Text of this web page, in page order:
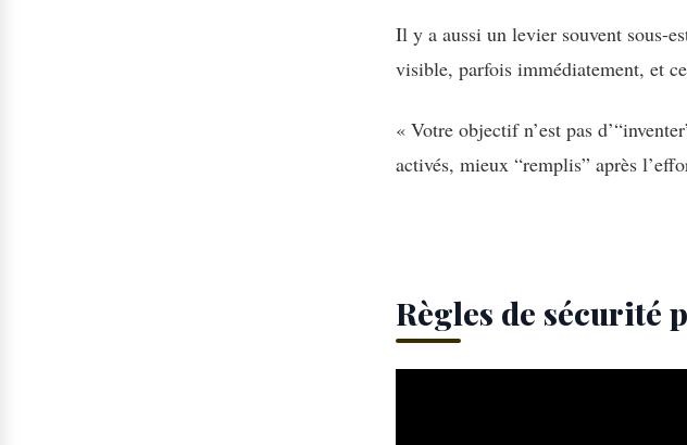
Il y a aussi un levier souvent sous-
visible, parfois immédiatement, et
« Votre objectif n’est pas
activés, mieux “remplis” après
Règles de sécurité